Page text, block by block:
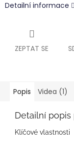
Detailní informace
ZEPTAT SE
Popis Videa (1)
Detailní
Klíčové vlastnosti